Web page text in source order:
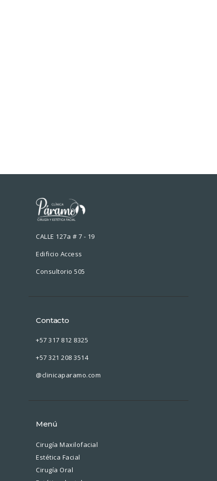
CALLE 127a # 7 - 19
Edificio Access
Consultorio 505
Contacto
+57 317 812 8325
+57 321 208 3514
@clinicaparamo.com
Menú
Cirugía Maxilofacial
Estética Facial
Cirugía Oral